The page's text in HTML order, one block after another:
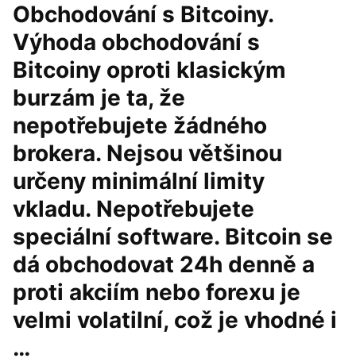
Obchodování s Bitcoiny.
Výhoda obchodování s
Bitcoiny oproti klasickým
burzám je ta, že
nepotřebujete žádného
brokera. Nejsou většinou
určeny minimální limity
vkladu. Nepotřebujete
speciální software. Bitcoin se
dá obchodovat 24h denně a
proti akciím nebo forexu je
velmi volatilní, což je vhodné i
…